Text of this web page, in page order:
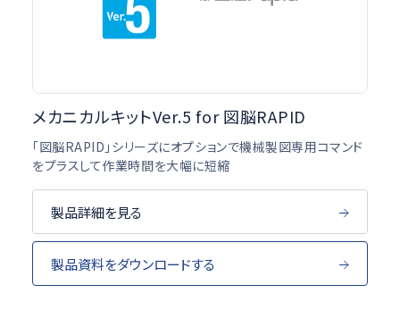
メカニカルキットVer.5 for 図脳RAPID
「図脳RAPID」シリーズにオプションで機械製図専用コマンド
をプラスして作業時間を大幅に短縮
製品詳細を見る
製品資料をダウンロードする